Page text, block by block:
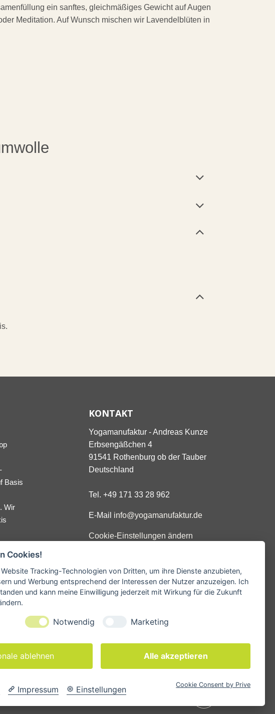
ein sanftes, gleichmäßiges Gewicht auf Augen
Meditation. Auf Wunsch mischen wir Lavendelblüten in
Basis
Wir
Ort
bei
KONTAKT
Yogamanufaktur - Andreas Kunze
Erbsengäßchen 4
91541 Rothenburg ob der Tauber
Deutschland
Tel. +49 171 33 28 962
E-Mail info@yogamanufaktur.de
Cookie-Einstellungen ändern
Cookies!
Tracking-Technologien von Dritten, um ihre Dienste anzubieten,
und Werbung entsprechend der Interessen der Nutzer anzuzeigen. Ich
und kann meine Einwilligung jederzeit mit Wirkung für die Zukunft
Notwendig Marketing
ablehnen Alle akzeptieren
Impressum Einstellungen Cookie Consent by Prive